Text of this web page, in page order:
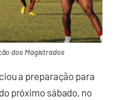
dos Magistrados
a preparação para
próximo sábado, no